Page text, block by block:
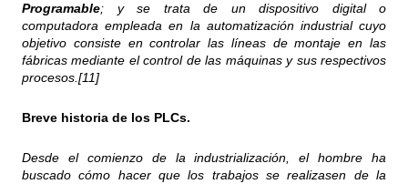
Programable; y se trata de un dispositivo digital o
computadora empleada en la automatización industrial cuyo
objetivo consiste en controlar las líneas de montaje en las
fábricas mediante el control de las máquinas y sus respectivos
procesos.[11]
Breve historia de los PLCs.
Desde el comienzo de la industrialización, el hombre ha
buscado cómo hacer que los trabajos se realizasen de la